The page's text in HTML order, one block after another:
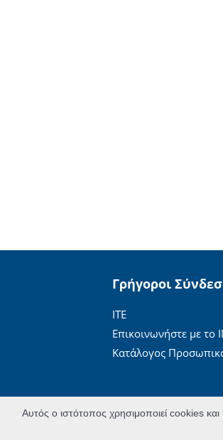
Γρήγοροι
ΙΤΕ
Επικοινωνήστε με το
Κατάλογος
Αυτός ο ιστότοπος χρησιμοποιεί cookies